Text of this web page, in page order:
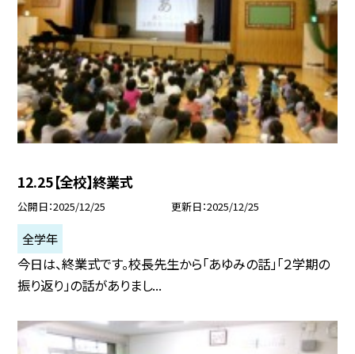
12.25【全校】終業式
公開日 2025/12/25 更新日 2025/12/25
全学年
今日は、終業式です。校長先生から「あゆみの話」「２学期の
振り返り」の話がありまし...